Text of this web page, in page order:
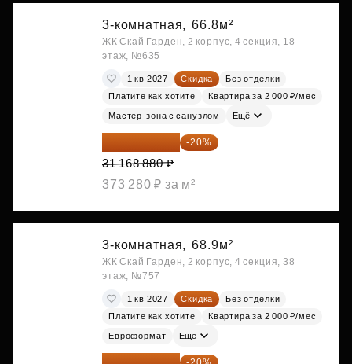
3-комнатная, 66.8м²
ЖК Скай Гарден, 2 корпус, 4 секция, 18
этаж, №635
1 кв 2027 Скидка
Без отделки
Платите как хотите
Квартира за 2 000 ₽/мес
Мастер-зона с санузлом Ещё
24 935 104 ₽ -20%
31 168 880 ₽
373 280 ₽ за м²
3-комнатная, 68.9м²
ЖК Скай Гарден, 2 корпус, 4 секция, 38
этаж, №757
1 кв 2027 Скидка
Без отделки
Платите как хотите
Квартира за 2 000 ₽/мес
Евроформат Ещё